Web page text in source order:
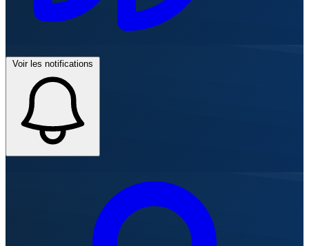
Voir les notifications